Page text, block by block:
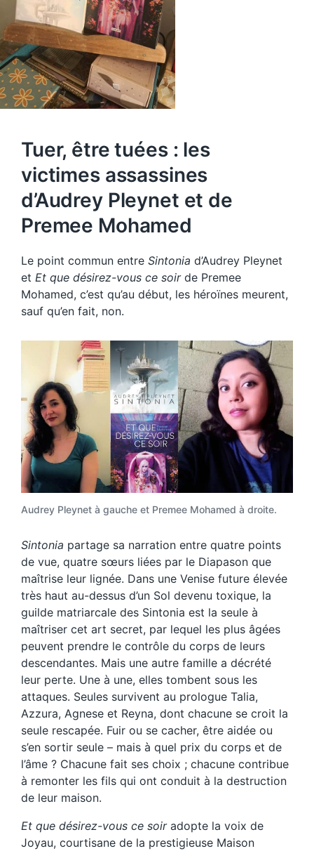
Tuer, être tuées : les
victimes assassines
d’Audrey Pleynet et de
Premee Mohamed
Le point commun entre Sintonia d’Audrey Pleynet
et Et que désirez-vous ce soirde Premee
Mohamed, c’est qu’au début, les héroïnes meurent,
sauf qu’en fait, non.
Audrey Pleynet à gauche et Premee Mohamed à droite.
Sintonia partage sa narration entre quatre points
de vue, quatre sœurs liées par le Diapason que
maîtrise leur lignée. Dans une Venise future élevée
très haut au-dessus d’un Sol devenu toxique, la
guilde matriarcale des Sintonia est la seule à
maîtriser cet art secret, par lequel les plus âgées
peuvent prendre le contrôle du corps de leurs
descendantes. Mais une autre famille a décrété
leur perte. Une à une, elles tombent sous les
attaques. Seules survivent au prologue Talia,
Azzura, Agnese et Reyna, dont chacune se croit la
seule rescapée. Fuir ou se cacher, être aidée ou
s’en sortir seule – mais à quel prix du corps et de
l’âme ? Chacune fait ses choix ; chacune contribue
à remonter les fils qui ont conduit à la destruction
de leur maison.
Et que désirez-vous ce soiradopte la voix de
Joyau, courtisane de la prestigieuse Maison